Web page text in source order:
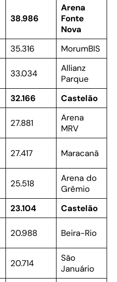
38.986
Arena
Fonte
Nova
35.316 MorumBIS
33.034
Allianz
Parque
32.166 Castelão
27.881
Arena
MRV
27.417 Maracanã
25.518
Arena do
Grêmio
23.104 Castelão
20.988 Beira-Rio
20.714
São
Januário